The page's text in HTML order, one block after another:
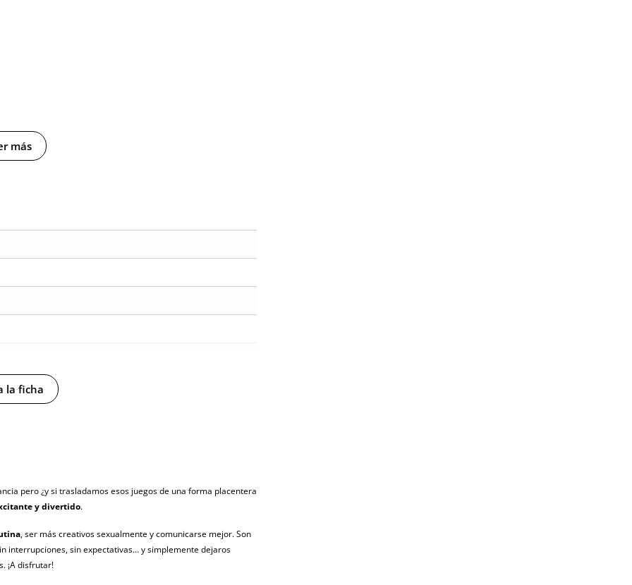
sobre este producto. Todas las opiniones que recibimos de los
más
(fecha estimada)
la ficha
pero ¿y si trasladamos esos juegos de una forma placentera
y divertido.
, ser más creativos sexualmente y comunicarse mejor. Son
interrupciones, sin expectativas… y simplemente dejaros
¡A disfrutar!